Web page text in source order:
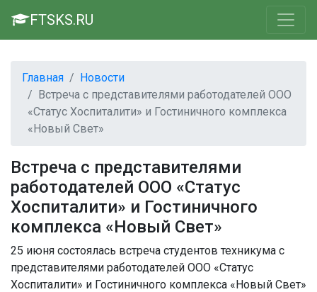
FTSKS.RU
Главная
Новости
Встреча с представителями работодателей ООО
«Статус Хоспиталити» и Гостиничного комплекса
«Новый Свет»
Встреча с представителями
работодателей ООО «Статус
Хоспиталити» и Гостиничного
комплекса «Новый Свет»
25 июня состоялась встреча студентов техникума с
представителями работодателей ООО «Статус
Хоспиталити» и Гостиничного комплекса «Новый Свет»